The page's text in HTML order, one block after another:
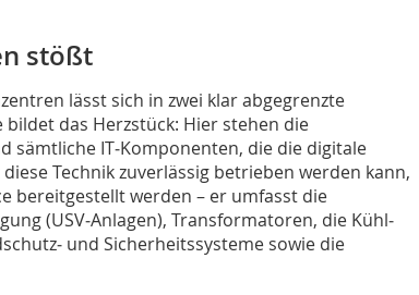
stößt
lässt sich in zwei klar abgegrenzte
das Herzstück: Hier stehen die
sämtliche IT‑Komponenten, die die digitale
Technik zuverlässig betrieben werden kann,
bereitgestellt werden – er umfasst die
(USV‑Anlagen), Transformatoren, die Kühl‑
und Sicherheitssysteme sowie die